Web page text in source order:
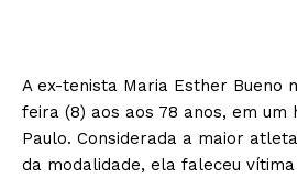
A ex-tenista Maria Esther Bueno
feira (8) aos aos 78 anos, em um
Paulo. Considerada a maior
da modalidade, ela faleceu